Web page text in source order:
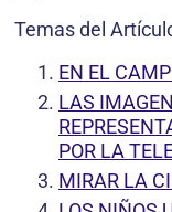
Temas del
EN EL
LAS
POR LA
MIRAR LA